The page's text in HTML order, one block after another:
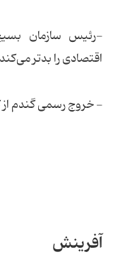
-رئیس سازمان
اقتصادی را بدتر می‌کند
- خروج رسمی گندم
آفرینش